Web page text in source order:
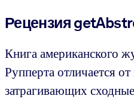
Рецензия
Книга американского
Рупперта отличается
затрагивающих